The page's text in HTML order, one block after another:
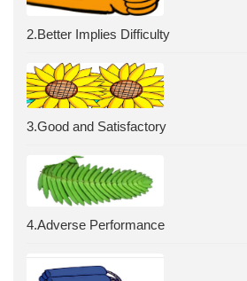
2.Better Implies Difficulty
3.Good and Satisfactory
4.Adverse Performance